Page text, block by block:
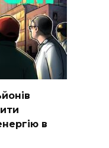
в